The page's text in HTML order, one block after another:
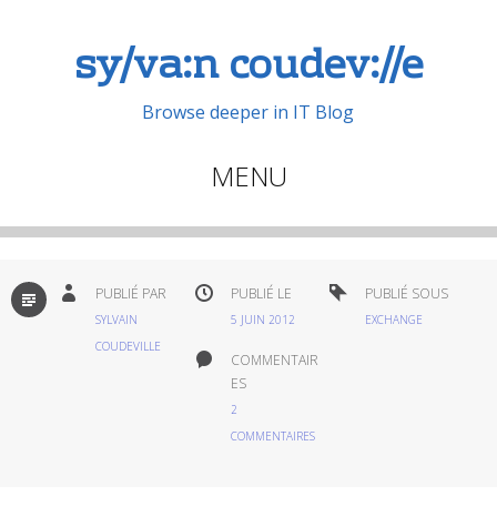
sy/va:n coudev://e
Browse deeper in IT Blog
MENU
Aller
contenu
principal
PAR
DÉFAUT
PUBLIÉ PAR
SYLVAIN
COUDEVILLE
PUBLIÉ LE
5 JUIN 2012
PUBLIÉ SOUS
EXCHANGE
COMMENTAIR
ES
2
COMMENTAIRES